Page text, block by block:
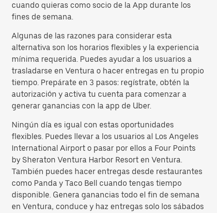
cuando quieras como socio de la App durante los
fines de semana.
Algunas de las razones para considerar esta
alternativa son los horarios flexibles y la experiencia
mínima requerida. Puedes ayudar a los usuarios a
trasladarse en Ventura o hacer entregas en tu propio
tiempo. Prepárate en 3 pasos: regístrate, obtén la
autorización y activa tu cuenta para comenzar a
generar ganancias con la app de Uber.
Ningún día es igual con estas oportunidades
flexibles. Puedes llevar a los usuarios al Los Angeles
International Airport o pasar por ellos a Four Points
by Sheraton Ventura Harbor Resort en Ventura.
También puedes hacer entregas desde restaurantes
como Panda y Taco Bell cuando tengas tiempo
disponible. Genera ganancias todo el fin de semana
en Ventura, conduce y haz entregas solo los sábados